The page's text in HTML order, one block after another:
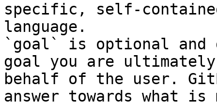
specific, self-
language.
`goal` is optional and
goal you are
behalf of the user.
answer towards what